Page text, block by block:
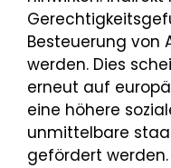
Besteuerung von
werden. Dies
erneut auf
eine höhere
unmittelbare
gefördert